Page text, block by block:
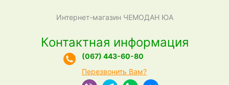
Интернет-магазин ЧЕМОДАН ЮА
Контактная информация
(067) 443-60-80
Перезвонить Вам?